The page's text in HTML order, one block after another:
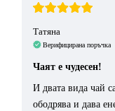
Татяна
Верифицирана поръчка
Чаят е чудесен!
И двата вида чай
ободрява и дава